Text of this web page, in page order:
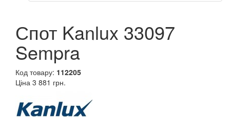
Спот Kanlux 33097
Sempra
Код товару: 112205
Ціна 3 881 грн.